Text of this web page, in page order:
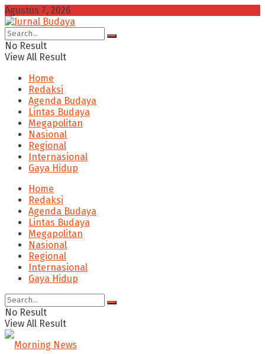
Agustus 7, 2026
No Result
View All Result
Home
Redaksi
Agenda Budaya
Lintas Budaya
Megapolitan
Nasional
Regional
Internasional
Gaya Hidup
Home
Redaksi
Agenda Budaya
Lintas Budaya
Megapolitan
Nasional
Regional
Internasional
Gaya Hidup
No Result
View All Result